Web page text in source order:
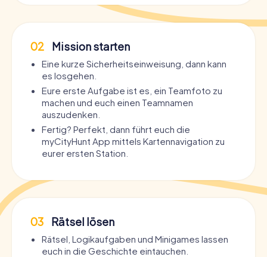
02 Mission starten
Eine kurze Sicherheitseinweisung, dann kann
es losgehen.
Eure erste Aufgabe ist es, ein Teamfoto zu
machen und euch einen Teamnamen
auszudenken.
Fertig? Perfekt, dann führt euch die
myCityHunt App mittels Kartennavigation zu
eurer ersten Station.
03 Rätsel lösen
Rätsel, Logikaufgaben und Minigames lassen
euch in die Geschichte eintauchen.